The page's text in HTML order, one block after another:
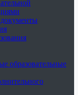
образовательные